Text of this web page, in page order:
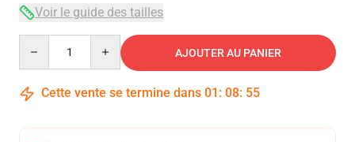
Voir le guide des tailles
AJOUTER AU PANIER
Cette vente se termine dans 01 : 08: 54